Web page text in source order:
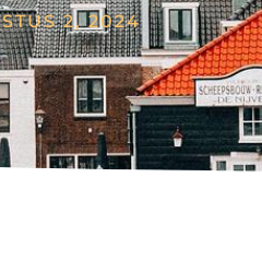
2, 2024